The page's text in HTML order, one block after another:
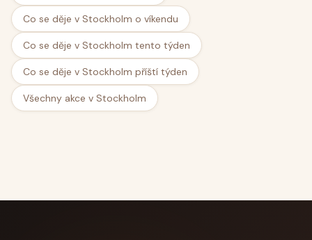
Co se děje v Stockholm o víkendu
Co se děje v Stockholm tento týden
Co se děje v Stockholm příští týden
Všechny akce v Stockholm